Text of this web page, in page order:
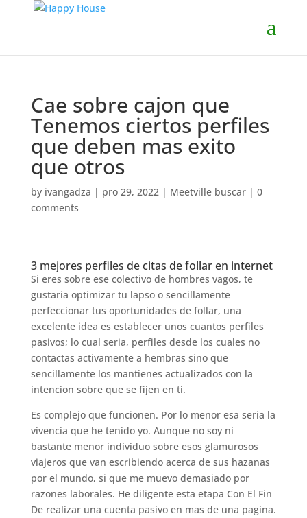
Cae sobre cajon que
Tenemos ciertos perfiles
que deben mas exito
que otros
by ivangadza | pro 29, 2022| Meetville buscar| 0
comments
3 mejores perfiles de citas de follar en internet
Si eres sobre ese colectivo de hombres vagos, te
gustaria optimizar tu lapso o sencillamente
perfeccionar tus oportunidades de follar, una
excelente idea es establecer unos cuantos perfiles
pasivos; lo cual seri­a, perfiles desde los cuales no
contactas activamente a hembras sino que
sencillamente los mantienes actualizados con la
intencion sobre que se fijen en ti.
Es complejo que funcionen. Por lo menor esa seri­a la
vivencia que he tenido yo. Aunque no soy ni
bastante menor individuo sobre esos glamurosos
viajeros que van escribiendo acerca de sus hazanas
por el mundo, si que me muevo demasiado por
razones laborales. He diligente esta etapa Con El Fin
De realizar una cuenta pasivo en mas de una pagina.